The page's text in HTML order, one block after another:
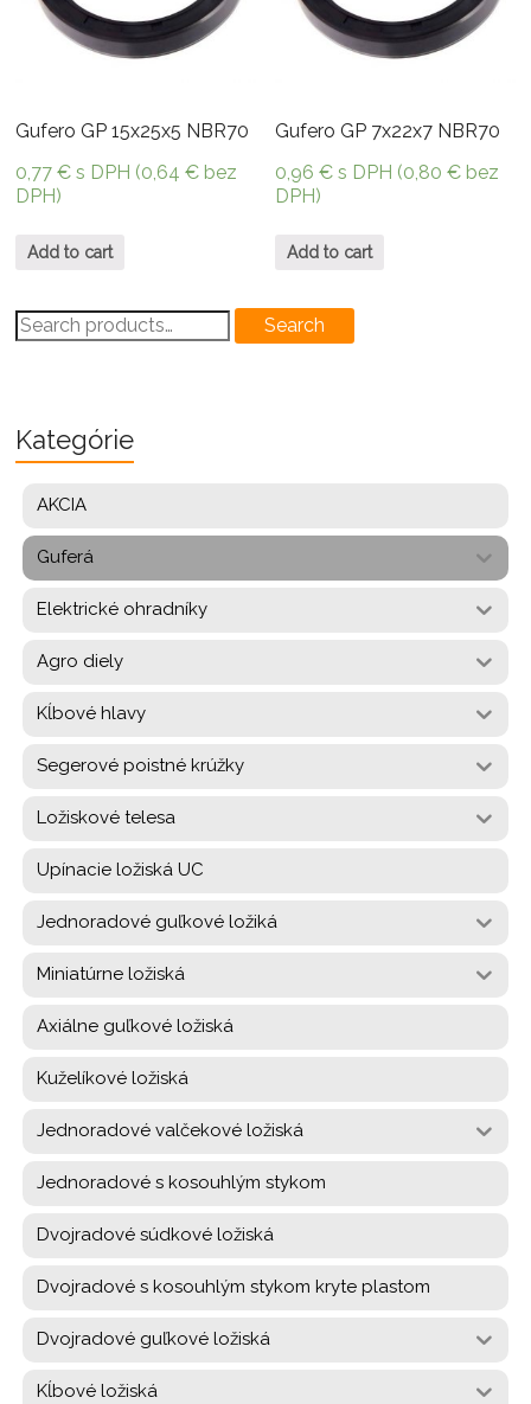
Gufero GP 15x25x5 NBR70
0,77€ s DPH (0,64€ bez
DPH)
Add to cart
Gufero GP 7x22x7 NBR70
0,96€ s DPH (0,80€ bez
DPH)
Add to cart
Search
for:
Search
Kategórie
AKCIA
Guferá
Elektrické ohradníky
Agro diely
Kĺbové hlavy
Segerové poistné krúžky
Ložiskové telesa
Upínacie ložiská UC
Jednoradové guľkové ložiká
Miniatúrne ložiská
Axiálne guľkové ložiská
Kuželíkové ložiská
Jednoradové valčekové ložiská
Jednoradové s kosouhlým stykom
Dvojradové súdkové ložiská
Dvojradové s kosouhlým stykom kryte plastom
Dvojradové guľkové ložiská
Kĺbové ložiská